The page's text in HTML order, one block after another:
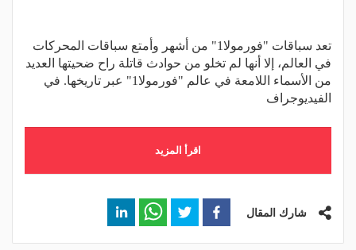
تعد سباقات "فورمولا1" من أشهر وأمتع سباقات المحركات
في العالم، إلا أنها لم تخلو من حوادث قاتلة راح ضحيتها العديد
من الأسماء اللامعة في عالم "فورمولا1" عبر تاريخها. في
الفيديوجراف
اقرأ المزيد
شارك المقال